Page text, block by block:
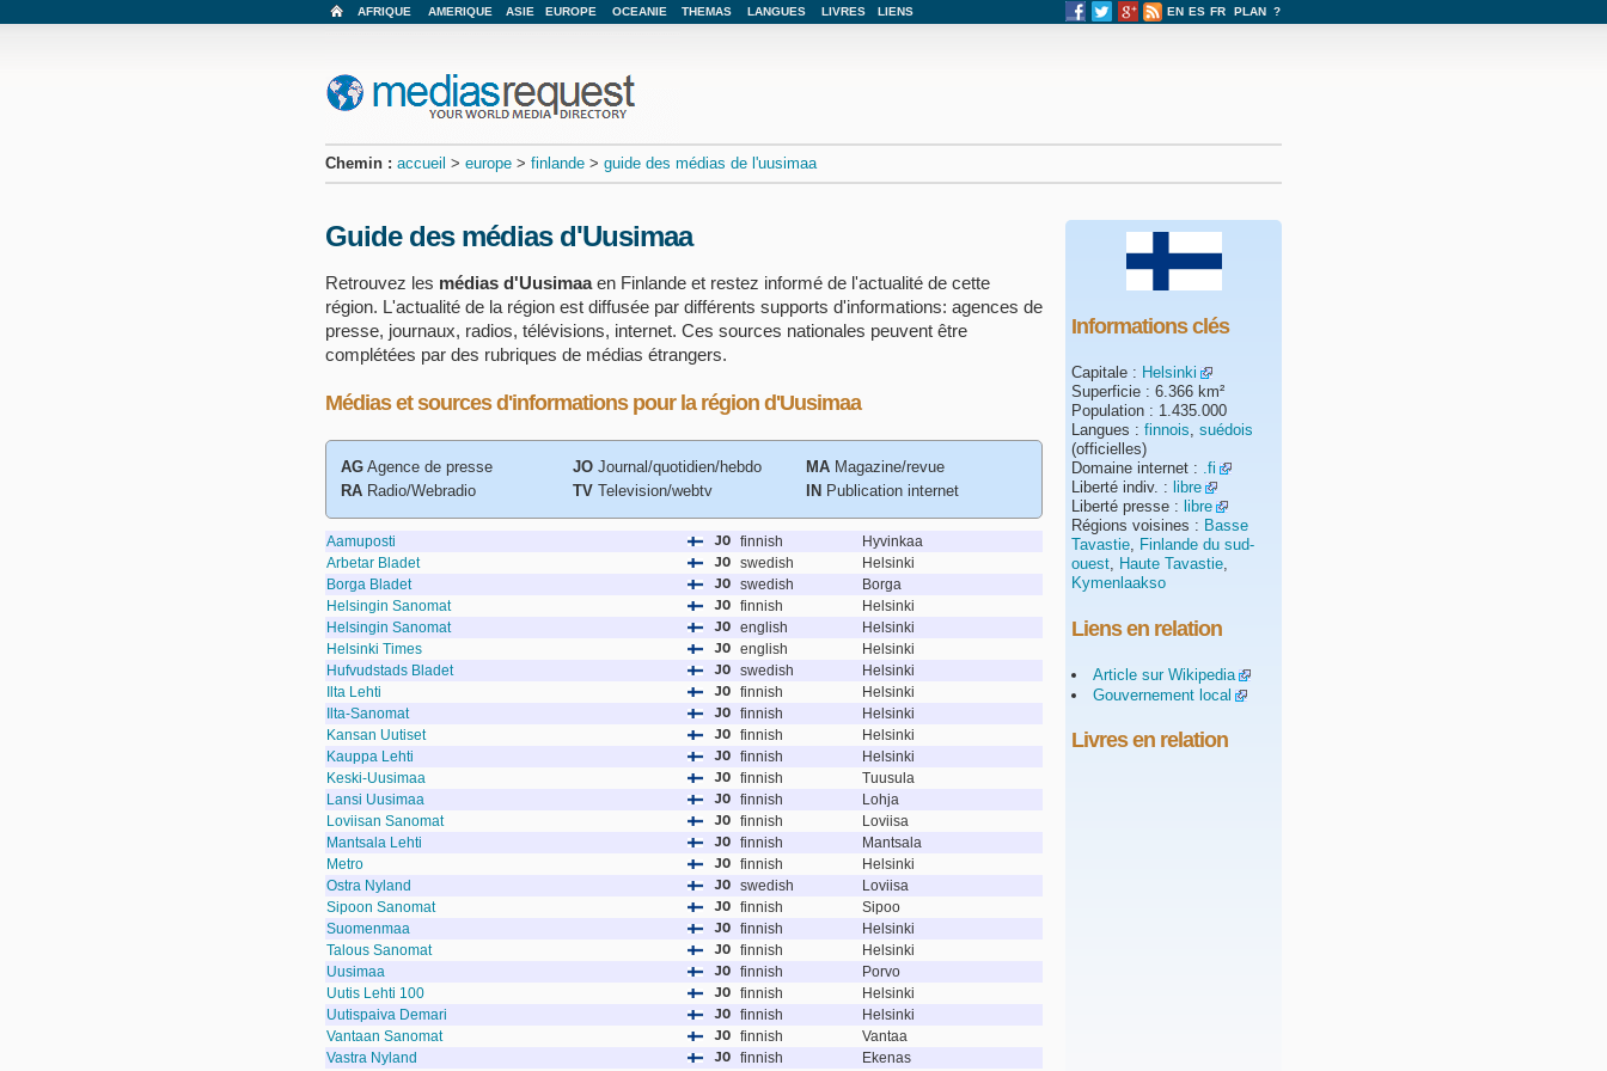
AFRIQUE AMERIQUE ASIE EUROPE OCEANIE THEMAS LANGUES LIVRES LIENS EN ES FR PLAN ?
Chemin : accueil > europe > finlande > guide des médias de l'uusimaa
Guide des médias d'Uusimaa
Retrouvez les médias d'Uusimaaen Finlande et restez informé de l'actualité de cette
région. L'actualité de la région est diffusée par différents supports d'informations: agences de
presse, journaux, radios, télévisions, internet. Ces sources nationales peuvent être
complétées par des rubriques de médias étrangers.
Médias et sources d'informations pour la région d'Uusimaa
AG Agence de presse
RA Radio/Webradio
JO Journal/quotidien/hebdo
TV Television/webtv
MA Magazine/revue
IN Publication internet
Aamuposti JO finnish
Hyvinkaa
Arbetar Bladet
JO swedish
Helsinki
Borga Bladet
JO swedish
Borga
Helsingin Sanomat
JO finnish
Helsinki
Helsingin Sanomat
JO english
Helsinki
Helsinki Times
JO english
Helsinki
Hufvudstads Bladet
JO swedish
Helsinki
Ilta Lehti
JO finnish
Helsinki
Ilta-Sanomat
JO finnish
Helsinki
Kansan Uutiset
JO finnish
Helsinki
Kauppa Lehti
JO finnish
Helsinki
Keski-Uusimaa
JO finnish
Tuusula
Lansi Uusimaa
JO finnish
Lohja
Loviisan Sanomat
JO finnish
Loviisa
Mantsala Lehti
JO finnish
Mantsala
Metro
JO finnish
Helsinki
Ostra Nyland
JO swedish
Loviisa
Sipoon Sanomat
JO finnish
Sipoo
Suomenmaa
JO finnish
Helsinki
Talous Sanomat
JO finnish
Helsinki
Uusimaa
JO finnish
Porvo
Uutis Lehti 100
JO finnish
Helsinki
Uutispaiva Demari
JO finnish
Helsinki
Vantaan Sanomat
JO finnish
Vantaa
Vastra Nyland
JO finnish Ekenas
Informations clés
Capitale : Helsinki
Superficie : 6.366 km²
Population : 1.435.000
Langues : finnois suédois
(officielles)
Domaine internet : .fi
Liberté indiv. : libre
Liberté presse : libre
Régions voisines : Basse
Tavastie Finlande du sud-
ouest Haute Tavastie
Kymenlaakso
Liens en relation
Article sur Wikipedia
Gouvernement local
Livres en relation